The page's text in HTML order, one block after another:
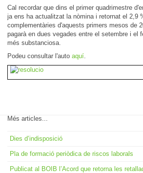
Cal recordar que dins el primer quadrimestre
ja ens ha actualitzat la nòmina i retornat el 2,9
complementàries d'aquests primers mesos de
pagarà en dues vegades entre el setembre i el
més substanciosa.
Podeu consultar l'auto aquí.
Més articles...
Dies d’indisposició
Pla de formació periòdica de riscos laborals
Publicat al BOIB l’Acord que retorna les